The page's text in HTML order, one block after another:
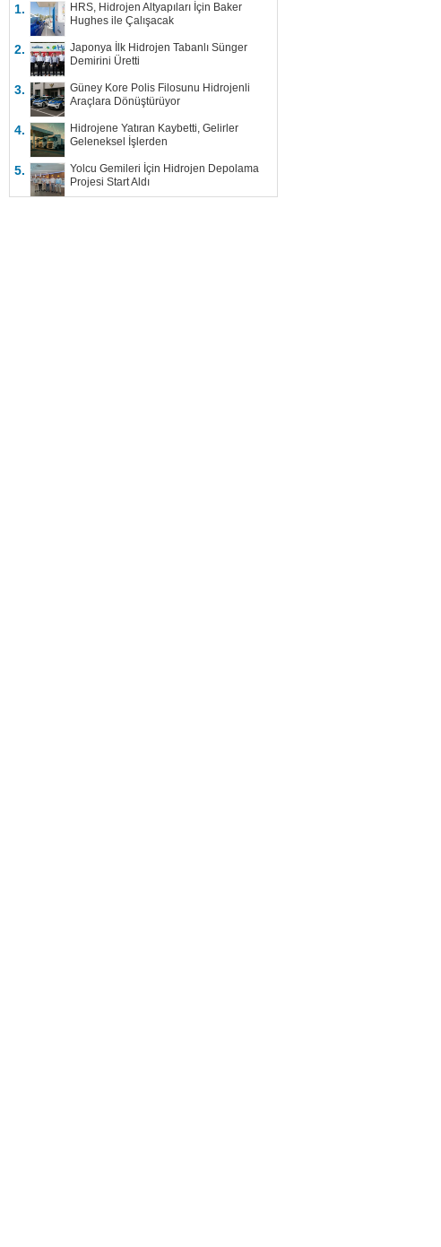
1.
HRS, Hidrojen Altyapıları İçin Baker
Hughes ile Çalışacak
2.
Japonya İlk Hidrojen Tabanlı Sünger
Demirini Üretti
3.
Güney Kore Polis Filosunu Hidrojenli
Araçlara Dönüştürüyor
4.
Hidrojene Yatıran Kaybetti, Gelirler
Geleneksel İşlerden
5.
Yolcu Gemileri İçin Hidrojen Depolama
Projesi Start Aldı